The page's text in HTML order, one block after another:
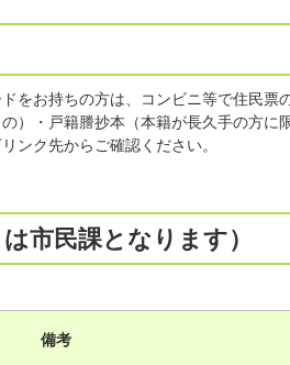
をお持ちの方は、コンビニ等で住民票
）・戸籍謄抄本（本籍が長久手の方に
ンク先からご確認ください。
市民課となります）
備考